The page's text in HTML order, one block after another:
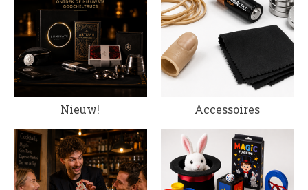
Nieuw! Accessoires